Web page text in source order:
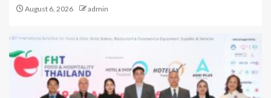
August 6, 2026 admin